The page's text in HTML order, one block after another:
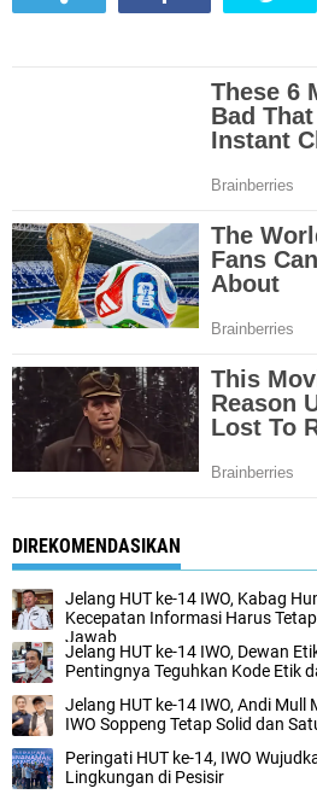
DIREKOMENDASIKAN
Jelang HUT ke-14 IWO, Kabag
Kecepatan Informasi Harus
Jawab
Jelang HUT ke-14 IWO, Dewan
Pentingnya Teguhkan Kode Etik
Jelang HUT ke-14 IWO, Andi
IWO Soppeng Tetap Solid dan
Peringati HUT ke-14, IWO
Lingkungan di Pesisir